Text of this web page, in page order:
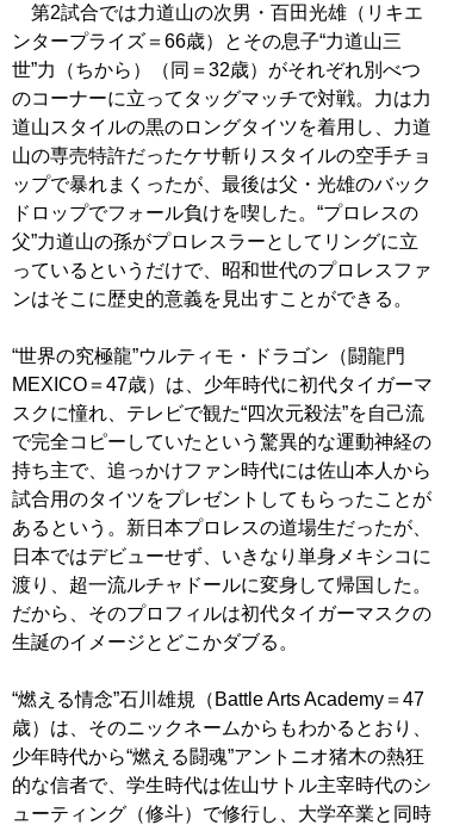
第2試合では力道山の次男・百田光雄（リキエ
ンタープライズ＝66歳）とその息子“力道山三
世”力（ちから）（同＝32歳）がそれぞれ別べつ
のコーナーに立ってタッグマッチで対戦。力は力
道山スタイルの黒のロングタイツを着用し、力道
山の専売特許だったケサ斬りスタイルの空手チョ
ップで暴れまくったが、最後は父・光雄のバック
ドロップでフォール負けを喫した。“プロレスの
父”力道山の孫がプロレスラーとしてリングに立
っているというだけで、昭和世代のプロレスファ
ンはそこに歴史的意義を見出すことができる。
“世界の究極龍”ウルティモ・ドラゴン（闘龍門
MEXICO＝47歳）は、少年時代に初代タイガーマ
スクに憧れ、テレビで観た“四次元殺法”を自己流
で完全コピーしていたという驚異的な運動神経の
持ち主で、追っかけファン時代には佐山本人から
試合用のタイツをプレゼントしてもらったことが
あるという。新日本プロレスの道場生だったが、
日本ではデビューせず、いきなり単身メキシコに
渡り、超一流ルチャドールに変身して帰国した。
だから、そのプロフィルは初代タイガーマスクの
生誕のイメージとどこかダブる。
“燃える情念”石川雄規（Battle Arts Academy＝47
歳）は、そのニックネームからもわかるとおり、
少年時代から“燃える闘魂”アントニオ猪木の熱狂
的な信者で、学生時代は佐山サトル主宰時代のシ
ューティング（修斗）で修行し、大学卒業と同時